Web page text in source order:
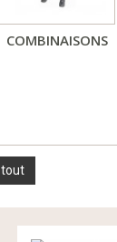
COMBINAISONS